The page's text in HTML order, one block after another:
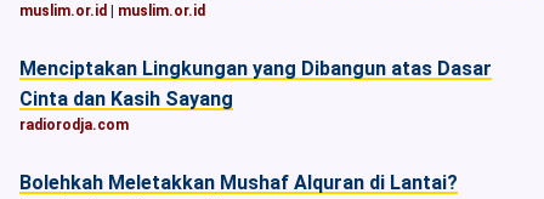
muslim.or.id muslim.or.id
Menciptakan Lingkungan yang Dibangun atas Dasar
Cinta dan Kasih Sayang
radiorodja.com
Bolehkah Meletakkan Mushaf Alquran di Lantai?